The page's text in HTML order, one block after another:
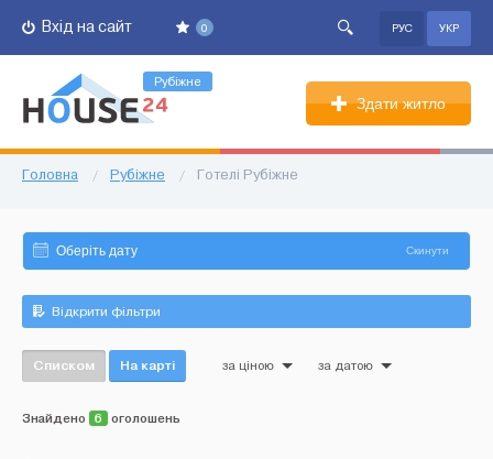
0
Вхід на сайт РУС УКР
Рубіжне
Здати житло
Головна / Рубіжне / Готелі Рубіжне
Скинути
Відкрити фільтри
Списком На карті за ціною за датою
Знайдено 6 оголошень